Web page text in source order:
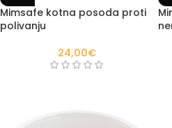
Mimsafe kotna posoda proti
polivanju
24,00€